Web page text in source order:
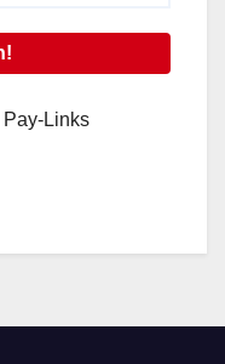
Links